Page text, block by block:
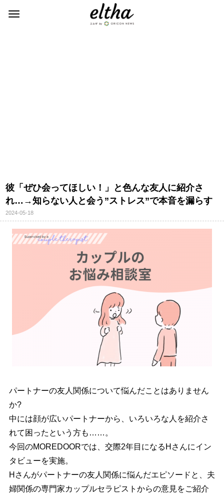
彼「ぜひ会ってほしい！」と色んな友人に紹介さ
れ…→知らない人と会う”ストレス”で本音を漏らす
2024-05-18
パートナーの友人関係について悩んだことはありません
か?
中には顔が広いパートナーから、いろいろな人を紹介さ
れて困ったという方も……。
今回のMOREDOORでは、交際2年目になるHさんにイン
タビューを実施。
Hさんがパートナーの友人関係に悩んだエピソードと、夫
婦関係の専門家カップルセラピストからの意見をご紹介